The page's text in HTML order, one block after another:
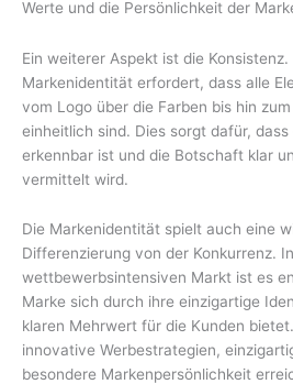
Werte und die Persönlichkeit der
Ein weiterer Aspekt ist die Konsistenz.
Markenidentität erfordert, dass alle
vom Logo über die Farben bis hin
einheitlich sind. Dies sorgt dafür,
erkennbar ist und die Botschaft klar
vermittelt wird.
Die Markenidentität spielt auch eine
Differenzierung von der Konkurrenz.
wettbewerbsintensiven Markt ist es
Marke sich durch ihre einzigartige
klaren Mehrwert für die Kunden
innovative Werbestrategien,
besondere Markenpersönlichkeit